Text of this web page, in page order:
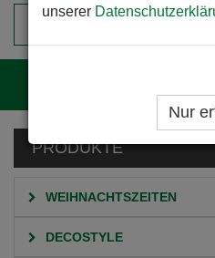
unserer
Nur
PRODUKTE
WEIHNACHTSZEITEN
DECOSTYLE